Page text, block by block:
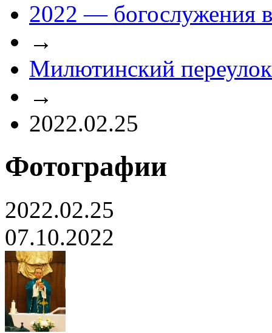
2022 — богослужения
→
Милютинский
→
2022.02.25
Фотографии
2022.02.25
07.10.2022